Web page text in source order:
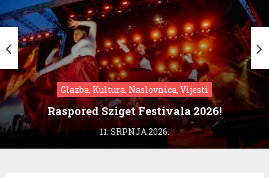
Glazba, Kultura, Naslovnica, Vijesti
Raspored Sziget Festivala 2026!
11. SRPNJA 2026.